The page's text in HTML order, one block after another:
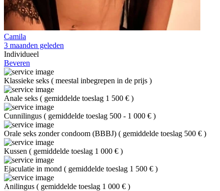
Camila
3 maanden geleden
Individueel
Beveren
Klassieke seks ( meestal inbegrepen in de prijs )
Anale seks ( gemiddelde toeslag 1 500 € )
Cunnilingus ( gemiddelde toeslag 500 - 1 000 € )
Orale seks zonder condoom (BBBJ) ( gemiddelde toeslag 500 € )
Kussen ( gemiddelde toeslag 1 000 € )
Ejaculatie in mond ( gemiddelde toeslag 1 500 € )
Anilingus ( gemiddelde toeslag 1 000 € )